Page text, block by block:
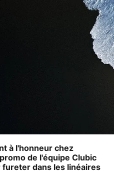
à l'honneur chez
de l'équipe Clubic
fureter dans les linéaires